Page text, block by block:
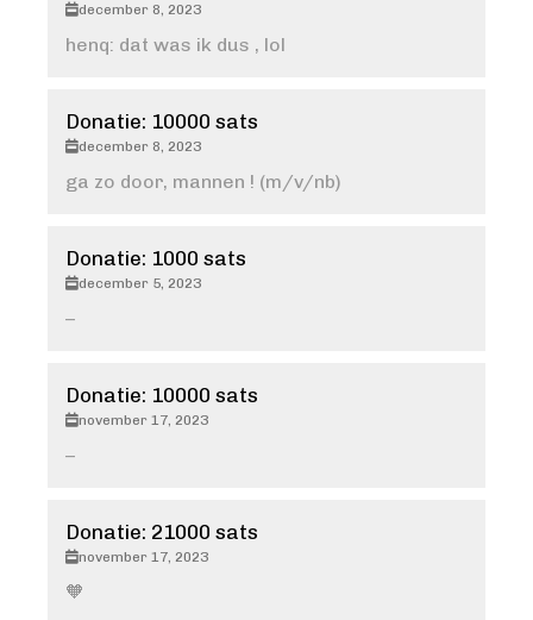
december 8, 2023
henq: dat was ik dus , lol
Donatie: 10000 sats
december 8, 2023
ga zo door, mannen ! (m/v/nb)
Donatie: 1000 sats
december 5, 2023
–
Donatie: 10000 sats
november 17, 2023
–
Donatie: 21000 sats
november 17, 2023
🧡